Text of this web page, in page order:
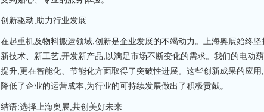
创新驱动,助力行业发展
在起重机及物料搬运领域,创新是企业发展的不竭动力。上海奥展始终
新技术、新工艺,开发新产品,以满足市场不断变化的需求。我们的电动
提升,更在智能化、节能化方面取得了突破性进展。这些创新成果的应
降低了企业的运营成本,为行业的可持续发展做出了积极贡献。
结语:选择上海奥展,共创美好未来